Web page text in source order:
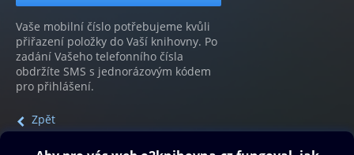
Vaše mobilní číslo potřebujeme kvůli
přiřazení položky do Vaší knihovny. Po
zadání Vašeho telefonního čísla
obdržíte SMS s jednorázovým kódem
pro přihlášení.
Zpět